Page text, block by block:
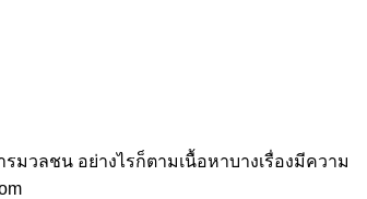
วลชน อย่างไรก็ตามเนื้อหาบางเรื่องมีความ